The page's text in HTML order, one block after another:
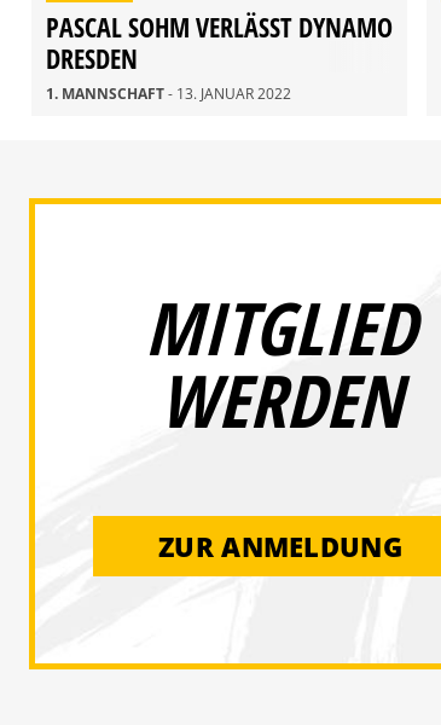
PASCAL SOHM VERLÄSST DYNAMO
DRESDEN
1. MANNSCHAFT- 13. JANUAR 2022
MITGLIED
WERDEN
ZUR ANMELDUNG